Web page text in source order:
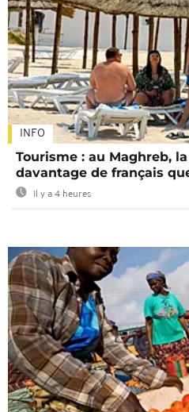
INFO
Tourisme : au Maghreb,
davantage de français
Il y a 4 heures